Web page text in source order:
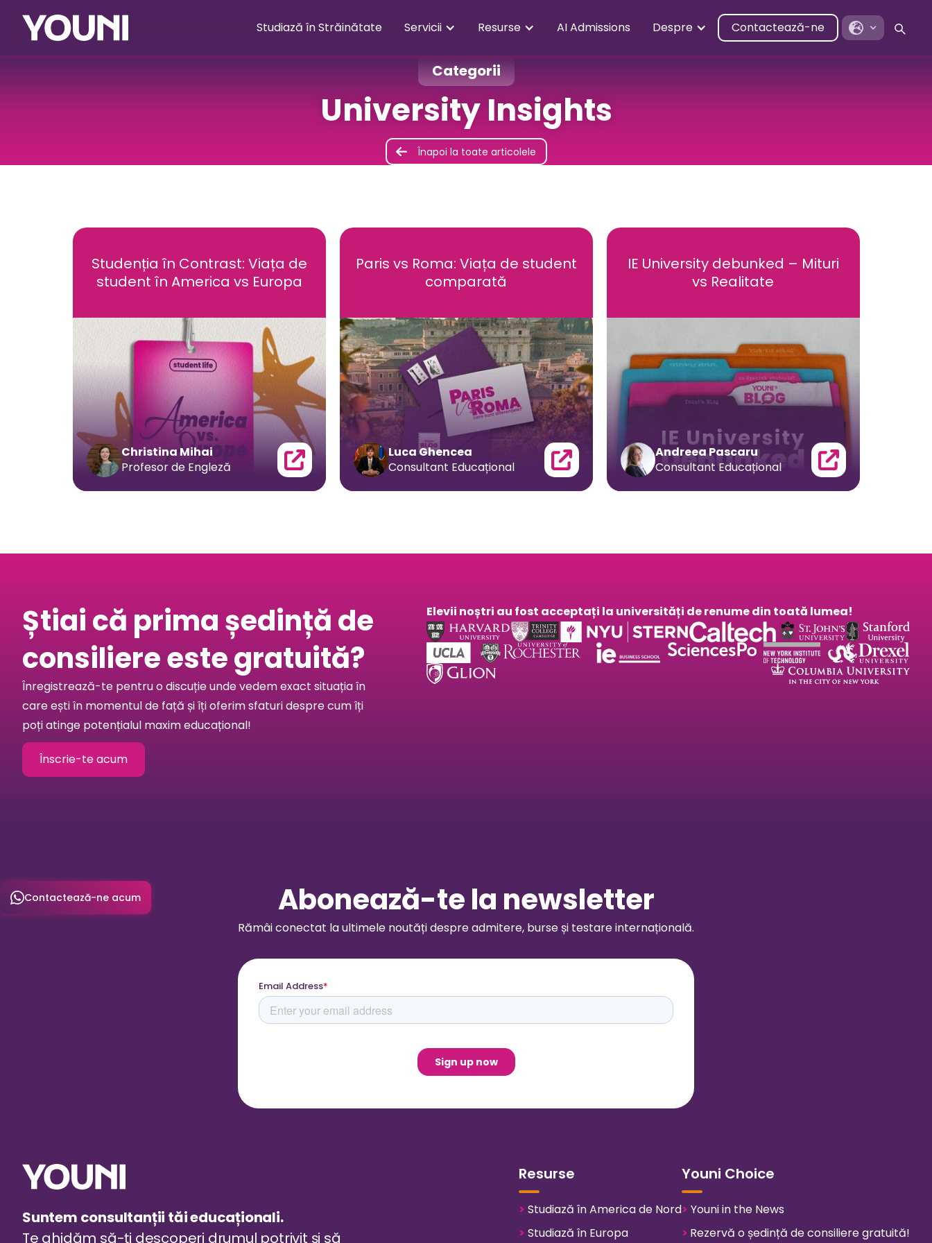
Studiază în Străinătate Servicii Resurse AI Admissions Despre Contactează-ne
Categorii
University Insights
Înapoi la toate articolele
Studenția în Contrast: Viața de
student în America vs Europa
Christina Mihai
Profesor de Engleză
Paris vs Roma: Viața de student
comparată
Luca Ghencea
Consultant Educațional
IE University debunked – Mituri
vs Realitate
Andreea Pascaru
Consultant Educațional
Știai că prima ședință de
consiliere este gratuită?
Înregistrează-te pentru o discuție unde vedem exact situația în
care ești în momentul de față și îți oferim sfaturi despre cum îți
poți atinge potențialul maxim educațional!
Înscrie-te acum
Elevii noștri au fost acceptați la universități de renume din toată lumea!
Contactează-ne acum Abonează-te la newsletter
Rămâi conectat la ultimele noutăți despre admitere, burse și testare internațională.
Suntem consultanții tăi educaționali.
Te ghidăm să-ți descoperi drumul potrivit și să
Resurse
> Studiază în America de Nord
> Studiază în Europa
Youni Choice
> Youni in the News
> Rezervă o ședință de consiliere gratuită!